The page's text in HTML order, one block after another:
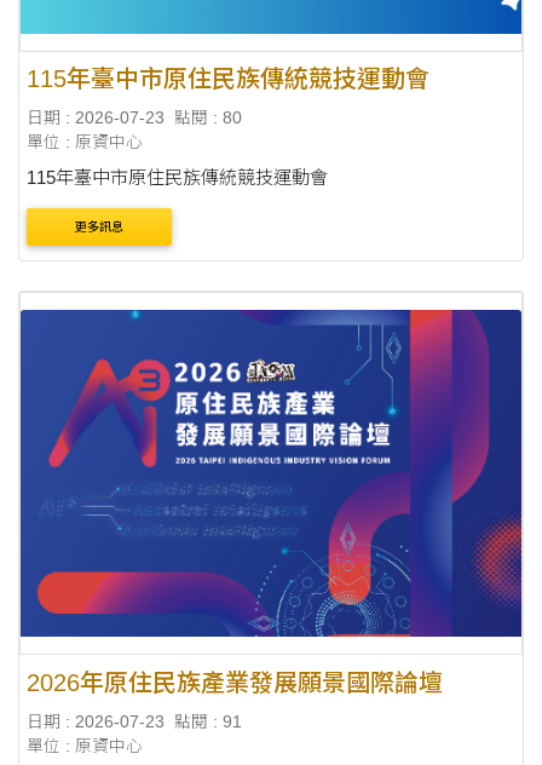
115年臺中市原住民族傳統競技運動會
日期 : 2026-07-23
點閱 : 80
單位 : 原資中心
115年臺中市原住民族傳統競技運動會
更多訊息
2026年原住民族產業發展願景國際論壇
日期 : 2026-07-23
點閱 : 91
單位 : 原資中心